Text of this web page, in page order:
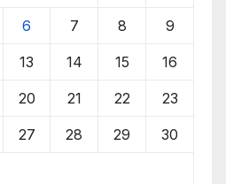
6 7 8 9
13 14 15 16
20 21 22 23
27 28 29 30